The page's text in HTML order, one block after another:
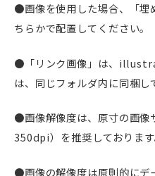
●画像を使用した場合、「埋
ちらかで配置してください。
●「リンク画像」は、
は、同じフォルダ内に同梱し
●画像解像度は、原寸の画
350dpi）を推奨しております
●画像の解像度は原則的にデ